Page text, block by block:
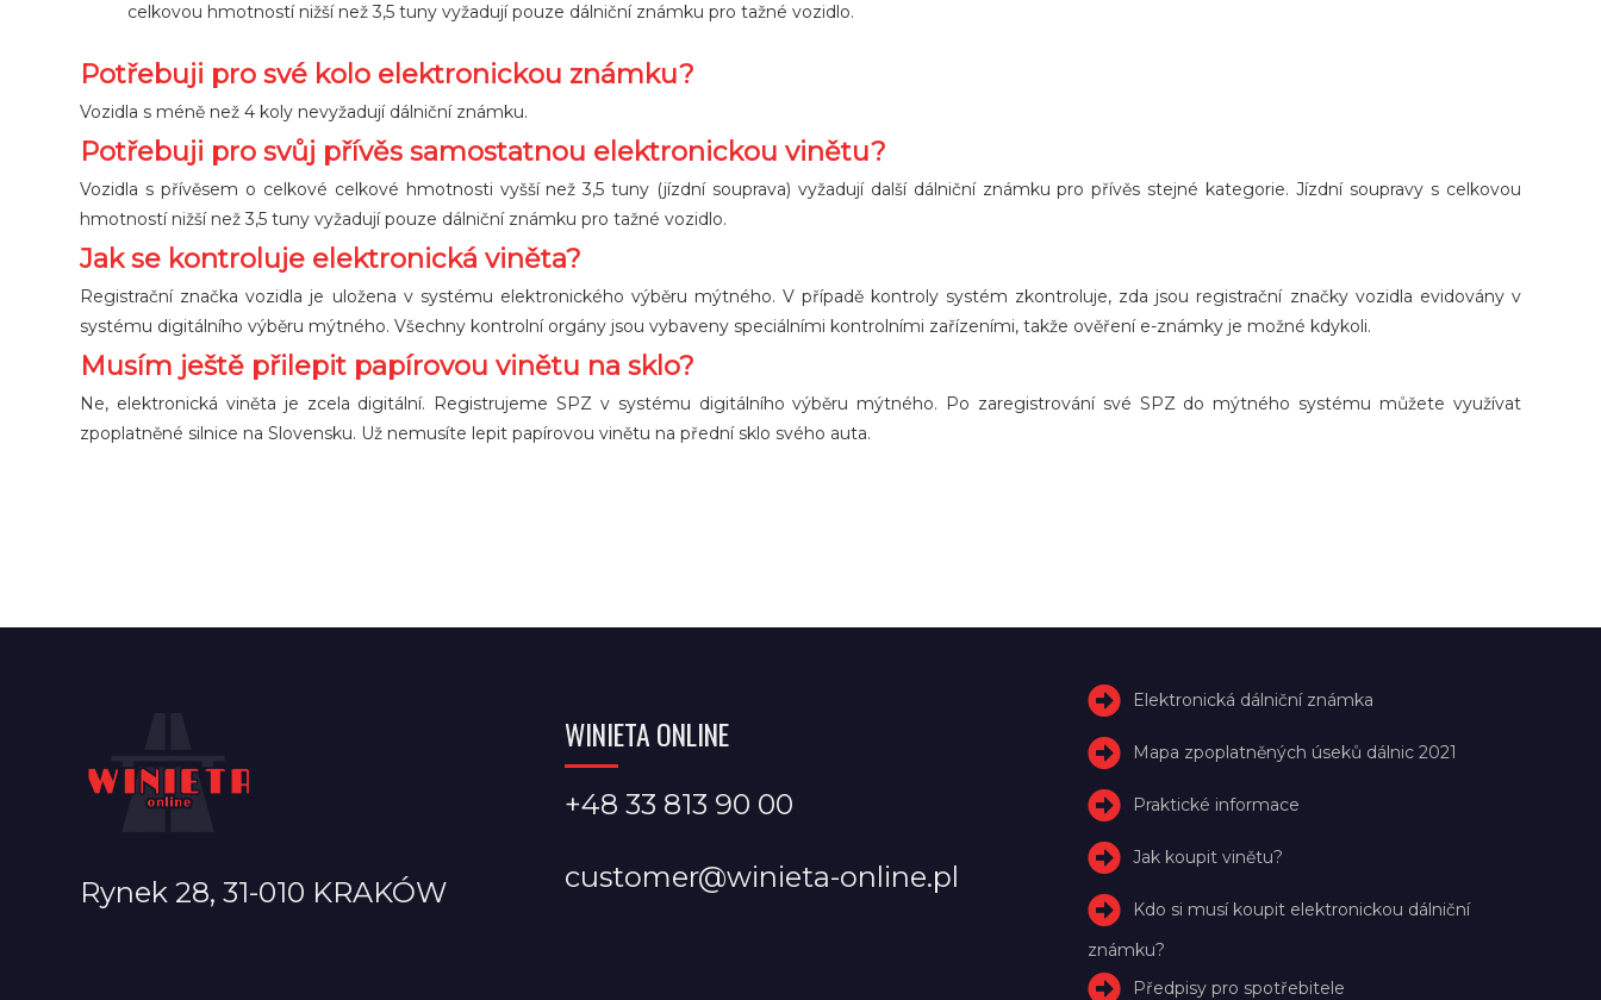
celkovou hmotností nižší než 3,5 tuny vyžadují pouze dálniční známku pro tažné vozidlo.
Potřebuji pro své kolo elektronickou známku?
Vozidla s méně než 4 koly nevyžadují dálniční známku.
Potřebuji pro svůj přívěs samostatnou elektronickou vinětu?
Vozidla s přívěsem o celkové celkové hmotnosti vyšší než 3,5 tuny (jízdní souprava) vyžadují další dálniční známku pro přívěs stejné kategorie. Jízdní soupravy s celkovou
hmotností nižší než 3,5 tuny vyžadují pouze dálniční známku pro tažné vozidlo.
Jak se kontroluje elektronická viněta?
Registrační značka vozidla je uložena v systému elektronického výběru mýtného. V případě kontroly systém zkontroluje, zda jsou registrační značky vozidla evidovány v
systému digitálního výběru mýtného. Všechny kontrolní orgány jsou vybaveny speciálními kontrolními zařízeními, takže ověření e-známky je možné kdykoli.
Musím ještě přilepit papírovou vinětu na sklo?
Ne, elektronická viněta je zcela digitální. Registrujeme SPZ v systému digitálního výběru mýtného. Po zaregistrování své SPZ do mýtného systému můžete využívat
zpoplatněné silnice na Slovensku. Už nemusíte lepit papírovou vinětu na přední sklo svého auta.
Rynek 28, 31-010 KRAKÓW
WINIETA ONLINE
+48 33 813 90 00
customer@winieta-online.pl
Elektronická dálniční známka
Mapa zpoplatněných úseků dálnic 2021
Praktické informace
Jak koupit vinětu?
Kdo si musí koupit elektronickou dálniční
známku?
Předpisy pro spotřebitele